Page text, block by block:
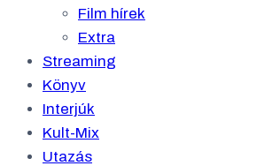
Film hírek
Extra
Streaming
Könyv
Interjúk
Kult-Mix
Utazás